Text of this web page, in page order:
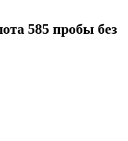
585 пробы без